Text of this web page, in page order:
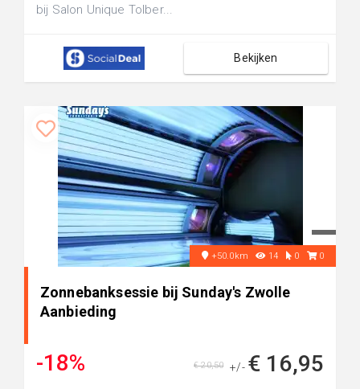
bij Salon Unique Tolber...
Bekijken
+50.0km 14 0 0
Zonnebanksessie bij Sunday's Zwolle
Aanbieding
-18% +/- € 16,95
€ 20,50